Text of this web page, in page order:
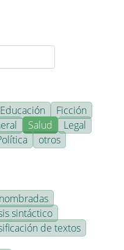
Educación
Ficción
Salud
Legal
otros
sintáctico
de textos